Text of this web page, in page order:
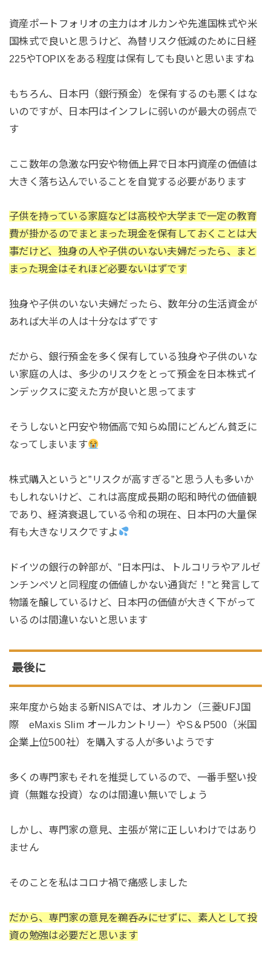
資産ポートフォリオの主力はオルカンや先進国株式や米
国株式で良いと思うけど、為替リスク低減のために日経
225やTOPIXをある程度は保有しても良いと思いますね
もちろん、日本円（銀行預金）を保有するのも悪くはな
いのですが、日本円はインフレに弱いのが最大の弱点で
す
ここ数年の急激な円安や物価上昇で日本円資産の価値は
大きく落ち込んでいることを自覚する必要があります
子供を持っている家庭などは高校や大学まで一定の教育
費が掛かるのでまとまった現金を保有しておくことは大
事だけど、独身の人や子供のいない夫婦だったら、まと
まった現金はそれほど必要ないはずです
独身や子供のいない夫婦だったら、数年分の生活資金が
あれば大半の人は十分なはずです
だから、銀行預金を多く保有している独身や子供のいな
い家庭の人は、多少のリスクをとって預金を日本株式イ
ンデックスに変えた方が良いと思ってます
そうしないと円安や物価高で知らぬ間にどんどん貧乏に
なってしまいます
株式購入というと”リスクが高すぎる”と思う人も多いか
もしれないけど、これは高度成長期の昭和時代の価値観
であり、経済衰退している令和の現在、日本円の大量保
有も大きなリスクですよ
ドイツの銀行の幹部が、”日本円は、トルコリラやアルゼ
ンチンペソと同程度の価値しかない通貨だ！”と発言して
物議を醸しているけど、日本円の価値が大きく下がって
いるのは間違いないと思います
最後に
来年度から始まる新NISAでは、オルカン（三菱UFJ国
際 eMaxis Slim オールカントリー）やS＆P500（米国
企業上位500社）を購入する人が多いようです
多くの専門家もそれを推奨しているので、一番手堅い投
資（無難な投資）なのは間違い無いでしょう
しかし、専門家の意見、主張が常に正しいわけではあり
ません
そのことを私はコロナ禍で痛感しました
だから、専門家の意見を鵜呑みにせずに、素人として投
資の勉強は必要だと思います